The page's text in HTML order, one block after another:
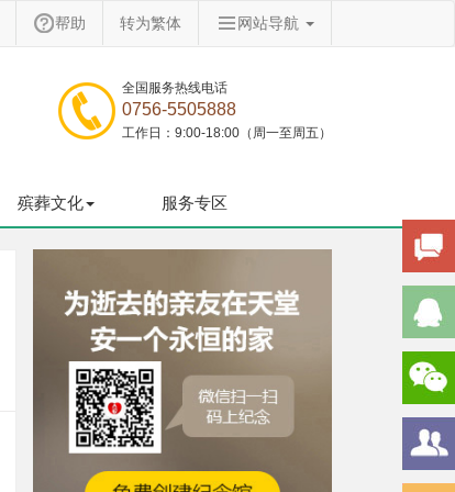
帮助 转为繁体 网站导航
全国服务热线电话
0756-5505888
工作日：9:00-18:00（周一至周五）
殡葬文化 服务专区